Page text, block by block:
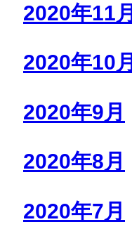
2020年11月
2020年10月
2020年9月
2020年8月
2020年7月